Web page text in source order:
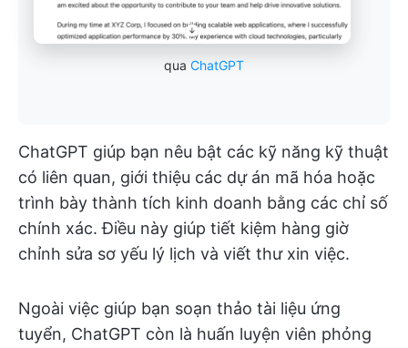
qua ChatGPT
ChatGPT giúp bạn nêu bật các kỹ năng kỹ thuật
có liên quan, giới thiệu các dự án mã hóa hoặc
trình bày thành tích kinh doanh bằng các chỉ số
chính xác. Điều này giúp tiết kiệm hàng giờ
chỉnh sửa sơ yếu lý lịch và viết thư xin việc.
Ngoài việc giúp bạn soạn thảo tài liệu ứng
tuyển, ChatGPT còn là huấn luyện viên phỏng